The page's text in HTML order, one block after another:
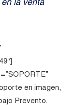
en imagen,
Prevento.